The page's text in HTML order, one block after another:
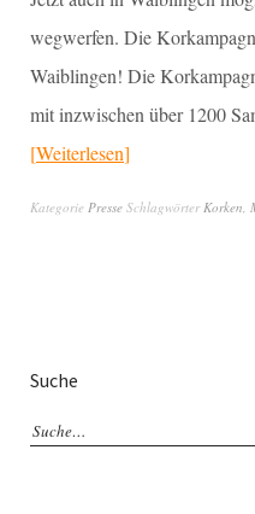
wegwerfen. Die
Waiblingen! Die
mit inzwischen über 1200
Weiterlesen
Kategorie Presse SchlagwörterKorken,
Suche